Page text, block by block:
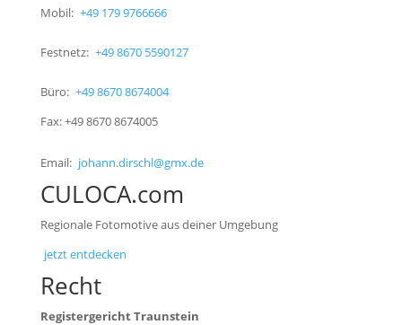
Mobil: +49 179 9766666
Festnetz: +49 8670 5590127
Büro: +49 8670 8674004
Fax: +49 8670 8674005
Email: johann.dirschl@gmx.de
CULOCA.com
Regionale Fotomotive aus deiner Umgebung
jetzt entdecken
Recht
Registergericht Traunstein